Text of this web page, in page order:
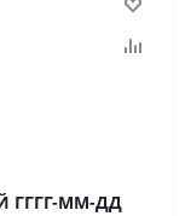
ГГГГ-ММ-ДД